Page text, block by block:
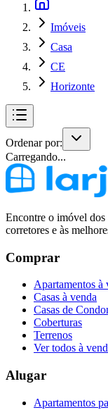
Imóveis
Casa
CE
Horizonte
Ordenar por:
Carregando...
Encontre o imóvel dos
corretores e às
Comprar
Apartamentos à
Casas à venda
Casas de
Coberturas
Terrenos
Ver todos à
Alugar
Apartamentos